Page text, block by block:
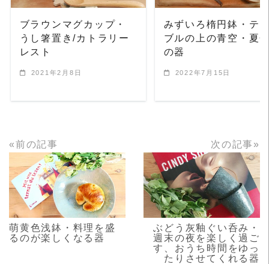
ブラウンマグカップ・
うし箸置き/カトラリー
レスト
2021年2月8日
みずいろ楕円鉢・テ
ブルの上の青空・夏
の器
2022年7月15日
«前の記事
READ MORE
萌黄色浅鉢・料理を盛
るのが楽しくなる器
次の記事»
READ MORE
ぶどう灰釉ぐい呑み・
週末の夜を楽しく過ご
す、おうち時間をゆっ
たりさせてくれる器